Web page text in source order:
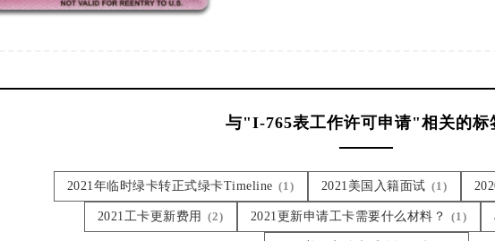
与"I-765表工作许可申请"相关的标
2021年临时绿卡转正式绿卡Timeline (1) 2021美国入籍面试 (1)
2021工卡更新费用 (2) 2021更新申请工卡需要什么材料？ (1)